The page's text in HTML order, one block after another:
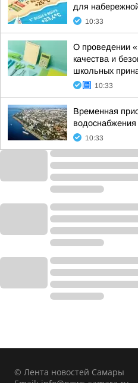
для
10:33
О проведении
качества и
школьных
10:33
Временная
водоснабжения
10:33
© Лента новостей Самары